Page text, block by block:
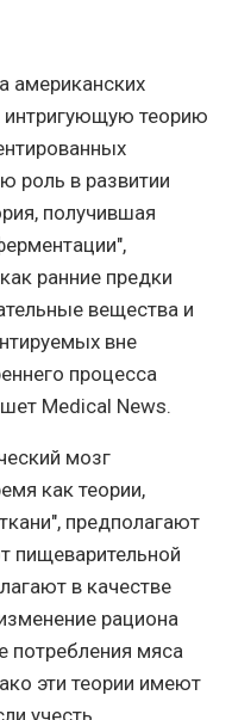
американских
интригующую теорию
роль в развитии
получившая
ранние предки
вещества и
вне
процесса
Medical News.
мозг
как теории,
предполагают
пищеварительной
в качестве
рациона
потребления мяса
эти теории имеют